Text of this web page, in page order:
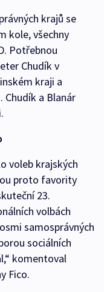
krajů se
kole, všechny
Potřebnou
Chudík v
kraji a
Chudík a Blanár
voleb krajských
proto favority
23.
volbách
samosprávných
sociálních
komentoval
Fico.